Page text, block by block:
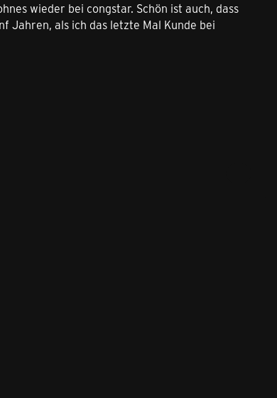
wieder bei congstar. Schön ist auch, dass
Jahren, als ich das letzte Mal Kunde bei